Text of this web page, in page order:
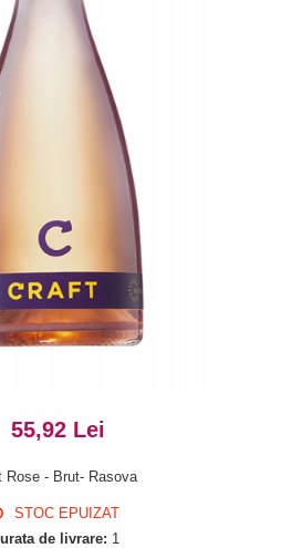
55,92 Lei
Rose - Brut- Rasova
STOC EPUIZAT
de livrare: 1